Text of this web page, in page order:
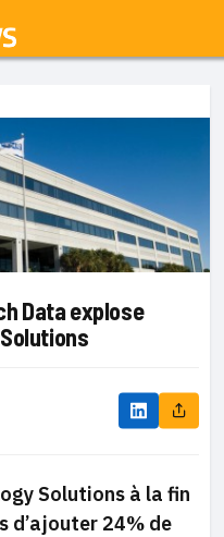
Data explose
Solutions à la fin
d’ajouter 24% de